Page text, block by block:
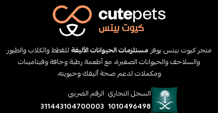
متجر كيوت بيتس يوفر مستلزمات الحيوانات الأليفةللقطط والكلاب والطيور
والسلاحف والحيوانات الصغيرة، مع أطعمة رطبة وجافة وفيتامينات
ومكملات لدعم صحة أليفك وحيويته.
السجل التجاري
1010496498
الرقم الضريبي
311443104700003